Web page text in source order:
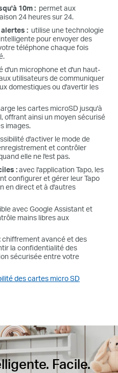
10m : permet aux
24 heures sur 24.
: utilise une technologie
pour envoyer des
téléphone chaque fois
d'un microphone et d'un haut-
utilisateurs de communiquer
domestiques ou d'avertir les
les cartes microSD jusqu'à
offrant ainsi un moyen sécurisé
images.
d'activer le mode de
et contrôler
elle ne l'est pas.
:avec l'application Tapo, les
configurer et gérer leur Tapo
en direct et à d'autres
avec Google Assistant et
mains libres aux
chiffrement avancé et des
la confidentialité des
sécurisée entre votre
des cartes micro SD
Facile.